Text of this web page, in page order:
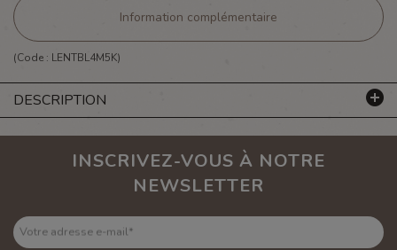
Information complémentaire
(Code : LENTBL4M5K)
DESCRIPTION
INSCRIVEZ-VOUS À NOTRE
NEWSLETTER
Votre adresse e-mail*